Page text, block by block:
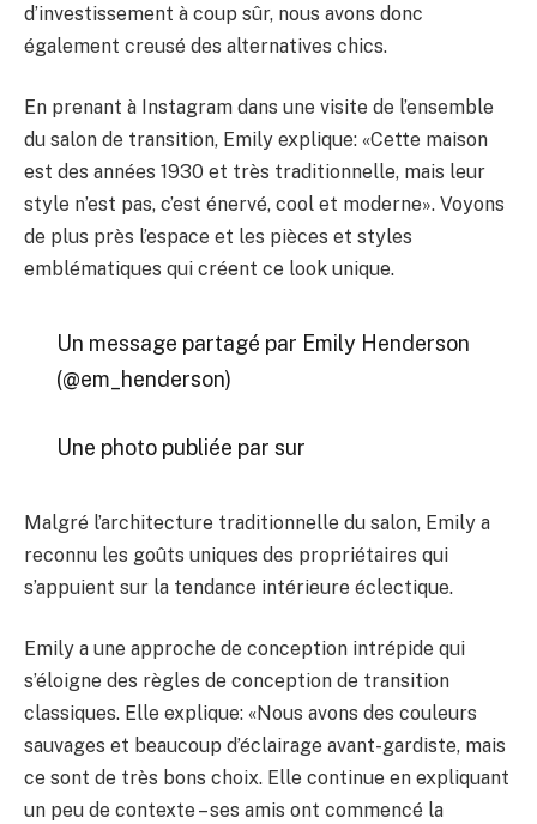
d’investissement à coup sûr, nous avons donc
également creusé des alternatives chics.
En prenant à Instagram dans une visite de l’ensemble
du salon de transition, Emily explique: «Cette maison
est des années 1930 et très traditionnelle, mais leur
style n’est pas, c’est énervé, cool et moderne». Voyons
de plus près l’espace et les pièces et styles
emblématiques qui créent ce look unique.
Un message partagé par Emily Henderson
(@em_henderson)
Une photo publiée par sur
Malgré l’architecture traditionnelle du salon, Emily a
reconnu les goûts uniques des propriétaires qui
s’appuient sur la tendance intérieure éclectique.
Emily a une approche de conception intrépide qui
s’éloigne des règles de conception de transition
classiques. Elle explique: «Nous avons des couleurs
sauvages et beaucoup d’éclairage avant-gardiste, mais
ce sont de très bons choix. Elle continue en expliquant
un peu de contexte – ses amis ont commencé la